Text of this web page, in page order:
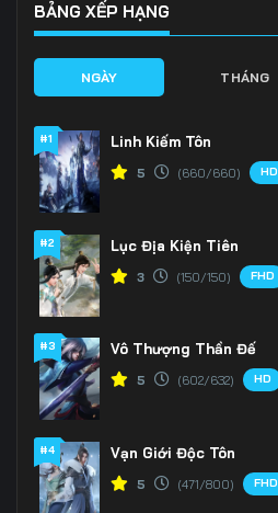
BẢNG XẾP HẠNG
NGÀY THÁNG
#1 Linh Kiếm Tôn
5 (660/660) HD
#2 Lục Địa Kiện Tiên
3 (150/150) FHD
#3 Vô Thượng Thần Đế
5 (602/632) HD
#4 Vạn Giới Độc Tôn
5 (471/800) FHD